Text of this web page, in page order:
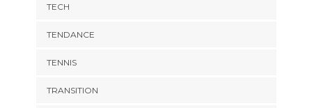
TECH
TENDANCE
TENNIS
TRANSITION